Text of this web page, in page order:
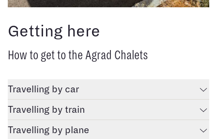
Getting here
How to get to the Agrad Chalets
Travelling by car
Travelling by train
Travelling by plane